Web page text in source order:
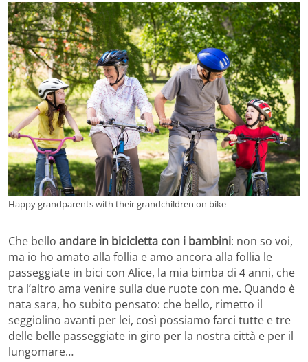
Happy grandparents with their grandchildren on bike
Che bello andare in bicicletta con i bambini: non so voi,
ma io ho amato alla follia e amo ancora alla follia le
passeggiate in bici con Alice, la mia bimba di 4 anni, che
tra l’altro ama venire sulla due ruote con me. Quando è
nata sara, ho subito pensato: che bello, rimetto il
seggiolino avanti per lei, così possiamo farci tutte e tre
delle belle passeggiate in giro per la nostra città e per il
lungomare…